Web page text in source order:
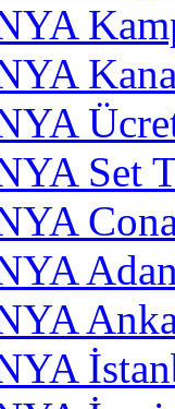
Set